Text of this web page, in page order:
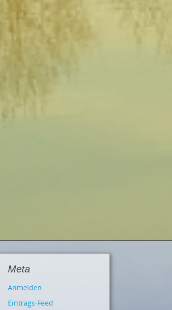
Meta
Anmelden
Eintrags-Feed